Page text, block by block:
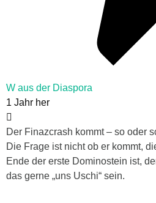
W aus der Diaspora
1 Jahr her
Der Finazcrash kommt – so oder
Die Frage ist nicht ob er kommt,
Ende der erste Dominostein ist,
das gerne „uns Uschi“ sein.